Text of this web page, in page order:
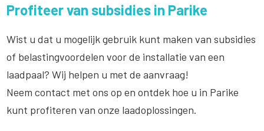
Profiteer van subsidies in Parike
Wist u dat u mogelijk gebruik kunt maken van subsidies
of belastingvoordelen voor de installatie van een
laadpaal? Wij helpen u met de aanvraag!
Neem contact met ons op en ontdek hoe u in Parike
kunt profiteren van onze laadoplossingen.